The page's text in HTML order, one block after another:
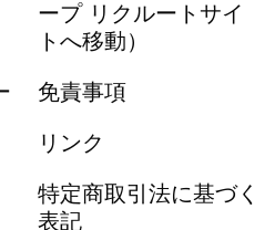
ープ リクルートサイ
トへ移動）
免責事項
リンク
特定商取引法に基づく
表記